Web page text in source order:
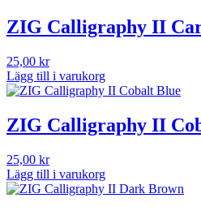
ZIG Calligraphy II
25,00 kr
Lägg till i varukorg
ZIG Calligraphy II
25,00 kr
Lägg till i varukorg